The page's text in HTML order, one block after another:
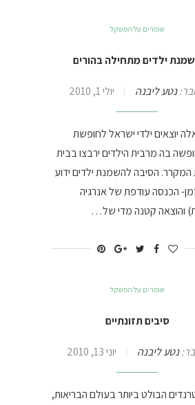
שומרים על המשקל
ילדים מתחילה בהורים
נטע ליבנה יולי 1, 2010
יוצאים ילדי ישראל לחופשת
בה מרבית הילדים ירבצו בבית
הסיבה להשמנת ילדים ידוע
הכנסה עודפת של אנרגיה
והוצאה קטנה מדי של…
שומרים על המשקל
סיבים תזונתיים
נטע ליבנה יוני 13, 2010
הבולט ביותר בעולם הבריאות,